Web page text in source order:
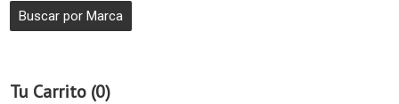
Tu Carrito (0)